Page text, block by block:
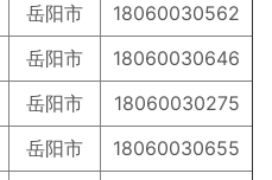
岳阳市
18060030562
岳阳市
18060030646
岳阳市
18060030275
岳阳市
18060030655